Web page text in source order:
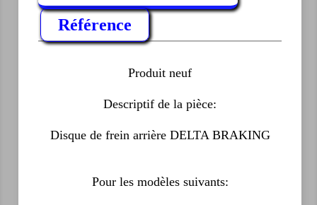
Référence
Produit neuf
Descriptif de la pièce:
Disque de frein arrière DELTA BRAKING
Pour les modèles suivants: